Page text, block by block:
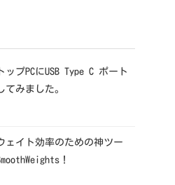
ップPCにUSB Type C ポート
てみました。
ェイト効率のための神ツー
！